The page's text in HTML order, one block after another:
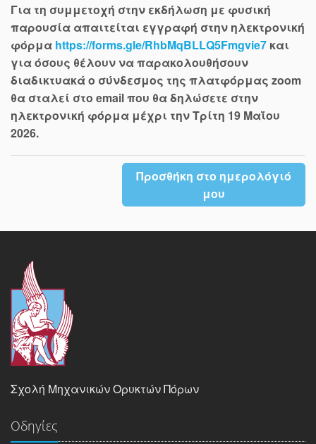
Για τη συμμετοχή στην εκδήλωση με φυσική
παρουσία απαιτείται εγγραφή στην ηλεκτρονική
φόρμα https://forms.gle/RhbMqBLLQ5Fmgvie7 και
για όσους θέλουν να παρακολουθήσουν
διαδικτυακά ο σύνδεσμος της πλατφόρμας zoom
θα σταλεί στο email που θα δηλώσετε στην
ηλεκτρονική φόρμα μέχρι την Τρίτη 19 Μαΐου
2026.
Προσθήκη στο ημερολόγιό
μου
Σχολή Μηχανικών Ορυκτών Πόρων
Οδηγίες